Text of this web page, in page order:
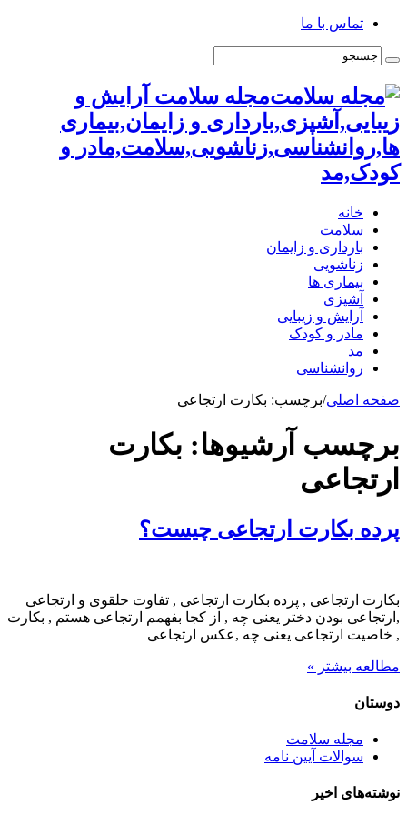
تماس با ما
مجله سلامت آرایش و
زیبایی,آشپزی,بارداری و زایمان,بیماری
ها,روانشناسی,زناشویی,سلامت,مادر و
کودک,مد
خانه
سلامت
بارداری و زایمان
زناشویی
بیماری ها
آشپزی
آرایش و زیبایی
مادر و کودک
مد
روانشناسی
صفحه اصلی/برچسب: بکارت ارتجاعی
برچسب آرشیوها: بکارت
ارتجاعی
پرده بکارت ارتجاعی چیست؟
بکارت ارتجاعی , پرده بکارت ارتجاعی , تفاوت حلقوی و ارتجاعی
,ارتجاعی بودن دختر یعنی چه , از کجا بفهمم ارتجاعی هستم , بکارت
, خاصیت ارتجاعی یعنی چه ,عکس ارتجاعی
مطالعه بیشتر »
دوستان
مجله سلامت
سوالات آیین نامه
نوشته‌های اخیر